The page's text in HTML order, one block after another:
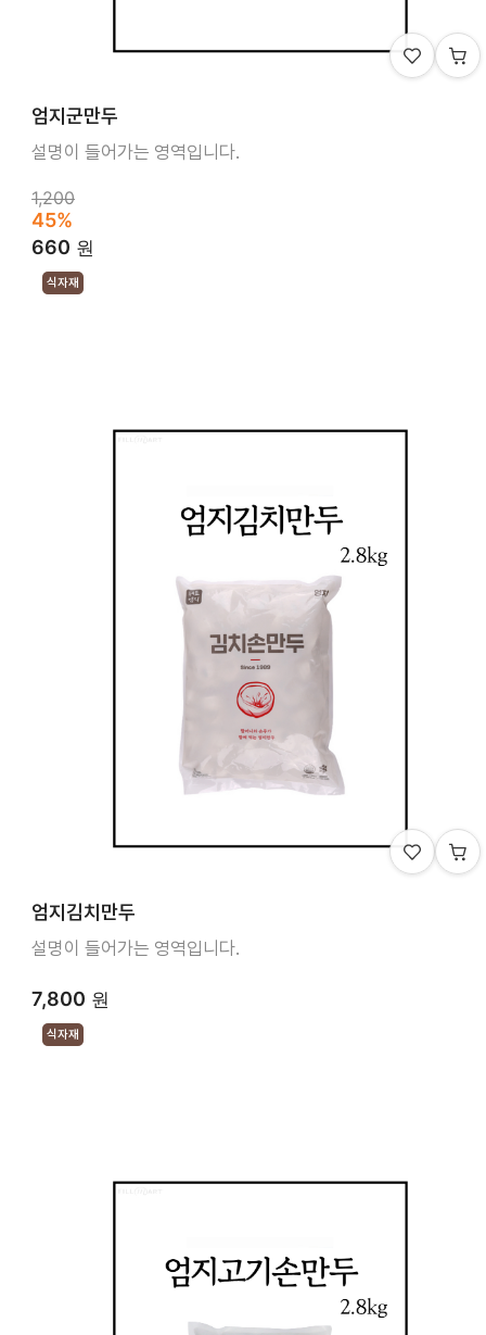
엄지군만두
설명이 들어가는 영역입니다.
1,200
45%
660 원
식자재
엄지김치만두
설명이 들어가는 영역입니다.
7,800 원
식자재